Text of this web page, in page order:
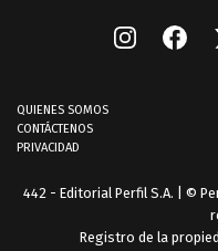
QUIENES SOMOS
CONTÁCTENOS
PRIVACIDAD
442 - Editorial Perfil S.A. | ©
Registro de la